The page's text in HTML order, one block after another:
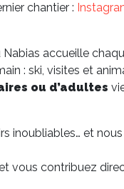
chantier :
Nabias accueille
: ski, visites et
ou d’adultes
inoubliables… et
vous contribuez